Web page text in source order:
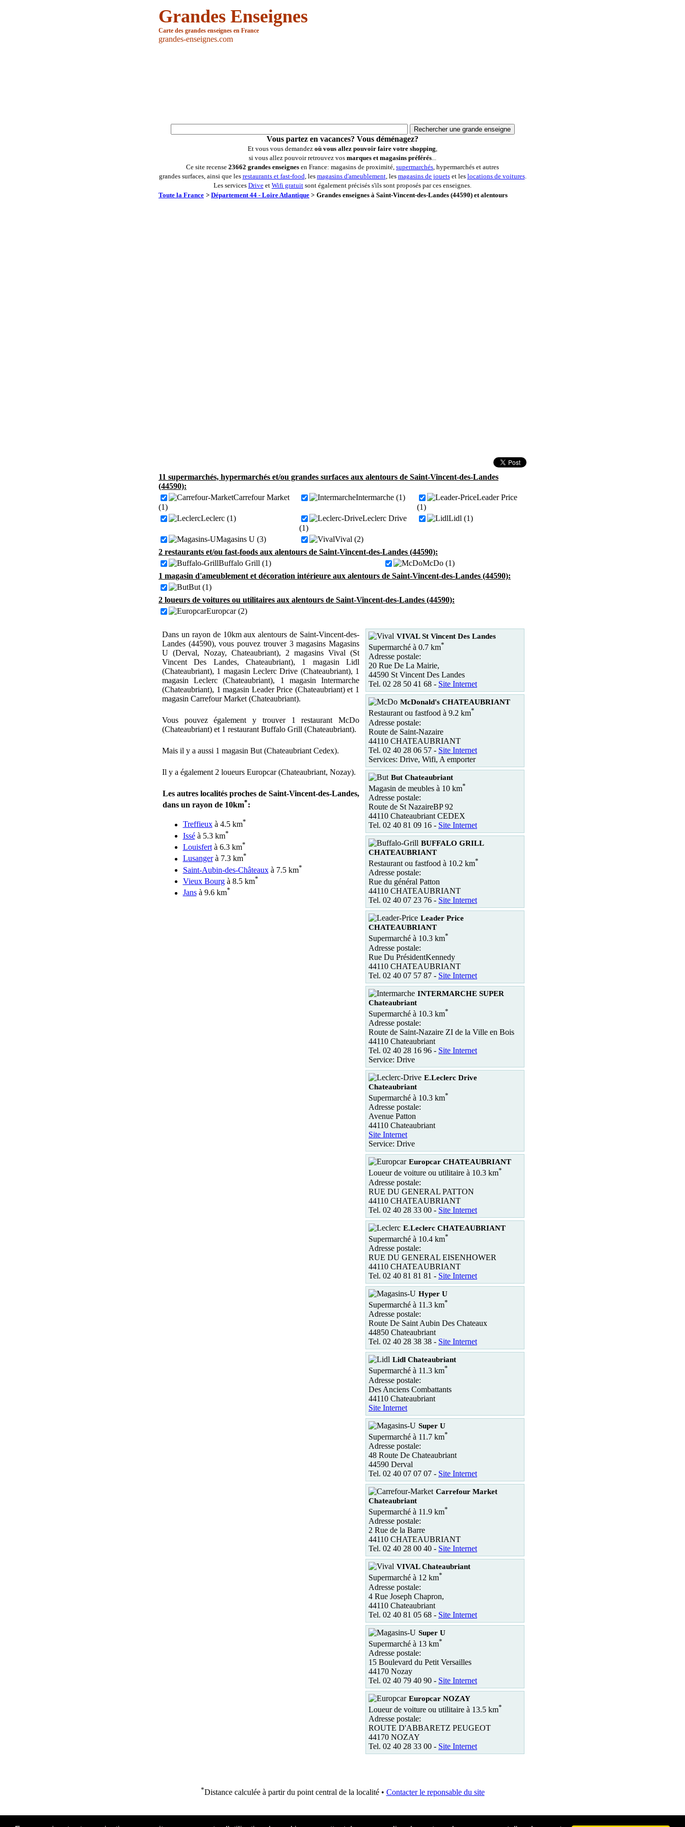
Grandes Enseignes
Carte des grandes enseignes en France
grandes-enseignes.com
Vous partez en vacances? Vous déménagez?
Et vous vous demandez où vous allez pouvoir faire votre shopping,
si vous allez pouvoir retrouvez vos marques et magasins préférés...
Ce site recense 23662 grandes enseignes en France: magasins de proximité, supermarchés, hypermarchés et autres
grandes surfaces, ainsi que les restaurants et fast-food, les magasins d'ameublement, les magasins de jouetset les locations de voitures.
Les services Drive et Wifi gratuit sont également précisés s'ils sont proposés par ces enseignes.
Toute la France > Département 44 - Loire Atlantique > Grandes enseignes à Saint-Vincent-des-Landes (44590) et alentours
11 supermarchés, hypermarchés et/ou grandes surfaces aux alentours de Saint-Vincent-des-Landes
(44590):
Carrefour Market
(1)
Intermarche (1)
Leader Price
(1)
Leclerc (1)
Leclerc Drive
(1)
Lidl (1)
Magasins U (3)
Vival (2)
2 restaurants et/ou fast-foods aux alentours de Saint-Vincent-des-Landes (44590):
Buffalo Grill (1)
McDo (1)
1 magasin d'ameublement et décoration intérieure aux alentours de Saint-Vincent-des-Landes (44590):
But (1)
2 loueurs de voitures ou utilitaires aux alentours de Saint-Vincent-des-Landes (44590):
Europcar (2)
Dans un rayon de 10km aux alentours de Saint-Vincent-des-
Landes (44590), vous pouvez trouver 3 magasins Magasins
U (Derval, Nozay, Chateaubriant), 2 magasins Vival (St
Vincent Des Landes, Chateaubriant), 1 magasin Lidl
(Chateaubriant), 1 magasin Leclerc Drive (Chateaubriant), 1
magasin Leclerc (Chateaubriant), 1 magasin Intermarche
(Chateaubriant), 1 magasin Leader Price (Chateaubriant) et 1
magasin Carrefour Market (Chateaubriant).
Vous pouvez également y trouver 1 restaurant McDo
(Chateaubriant) et 1 restaurant Buffalo Grill (Chateaubriant).
Mais il y a aussi 1 magasin But (Chateaubriant Cedex).
Il y a également 2 loueurs Europcar (Chateaubriant, Nozay).
Les autres localités proches de Saint-Vincent-des-Landes,
dans un rayon de 10km*:
Treffieuxà 4.5 km*
Isséà 5.3 km*
Louisfertà 6.3 km*
Lusangerà 7.3 km*
Saint-Aubin-des-Châteauxà 7.5 km*
Vieux Bourgà 8.5 km*
Jansà 9.6 km*
VIVAL St Vincent Des Landes
Supermarché à 0.7 km*
Adresse postale:
20 Rue De La Mairie,
44590 St Vincent Des Landes
Tel. 02 28 50 41 68 - Site Internet
McDonald's CHATEAUBRIANT
Restaurant ou fastfood à 9.2 km*
Adresse postale:
Route de Saint-Nazaire
44110 CHATEAUBRIANT
Tel. 02 40 28 06 57 - Site Internet
Services: Drive, Wifi, A emporter
But Chateaubriant
Magasin de meubles à 10 km*
Adresse postale:
Route de St NazaireBP 92
44110 Chateaubriant CEDEX
Tel. 02 40 81 09 16 - Site Internet
BUFFALO GRILL
CHATEAUBRIANT
Restaurant ou fastfood à 10.2 km*
Adresse postale:
Rue du général Patton
44110 CHATEAUBRIANT
Tel. 02 40 07 23 76 - Site Internet
Leader Price
CHATEAUBRIANT
Supermarché à 10.3 km*
Adresse postale:
Rue Du PrésidentKennedy
44110 CHATEAUBRIANT
Tel. 02 40 07 57 87 - Site Internet
INTERMARCHE SUPER
Chateaubriant
Supermarché à 10.3 km*
Adresse postale:
Route de Saint-Nazaire ZI de la Ville en Bois
44110 Chateaubriant
Tel. 02 40 28 16 96 - Site Internet
Service: Drive
E.Leclerc Drive
Chateaubriant
Supermarché à 10.3 km*
Adresse postale:
Avenue Patton
44110 Chateaubriant
Site Internet
Service: Drive
Europcar CHATEAUBRIANT
Loueur de voiture ou utilitaire à 10.3 km*
Adresse postale:
RUE DU GENERAL PATTON
44110 CHATEAUBRIANT
Tel. 02 40 28 33 00 - Site Internet
E.Leclerc CHATEAUBRIANT
Supermarché à 10.4 km*
Adresse postale:
RUE DU GENERAL EISENHOWER
44110 CHATEAUBRIANT
Tel. 02 40 81 81 81 - Site Internet
Hyper U
Supermarché à 11.3 km*
Adresse postale:
Route De Saint Aubin Des Chateaux
44850 Chateaubriant
Tel. 02 40 28 38 38 - Site Internet
Lidl Chateaubriant
Supermarché à 11.3 km*
Adresse postale:
Des Anciens Combattants
44110 Chateaubriant
Site Internet
Super U
Supermarché à 11.7 km*
Adresse postale:
48 Route De Chateaubriant
44590 Derval
Tel. 02 40 07 07 07 - Site Internet
Carrefour Market
Chateaubriant
Supermarché à 11.9 km*
Adresse postale:
2 Rue de la Barre
44110 CHATEAUBRIANT
Tel. 02 40 28 00 40 - Site Internet
VIVAL Chateaubriant
Supermarché à 12 km*
Adresse postale:
4 Rue Joseph Chapron,
44110 Chateaubriant
Tel. 02 40 81 05 68 - Site Internet
Super U
Supermarché à 13 km*
Adresse postale:
15 Boulevard du Petit Versailles
44170 Nozay
Tel. 02 40 79 40 90 - Site Internet
Europcar NOZAY
Loueur de voiture ou utilitaire à 13.5 km*
Adresse postale:
ROUTE D'ABBARETZ PEUGEOT
44170 NOZAY
Tel. 02 40 28 33 00 - Site Internet
*Distance calculée à partir du point central de la localité • Contacter le reponsable du site